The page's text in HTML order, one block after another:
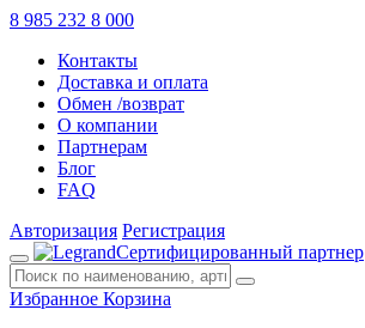
8 985 232 8 000
Контакты
Доставка и оплата
Обмен /возврат
О компании
Партнерам
Блог
FAQ
Авторизация Регистрация
Сертифицированный партнер
Избранное Корзина